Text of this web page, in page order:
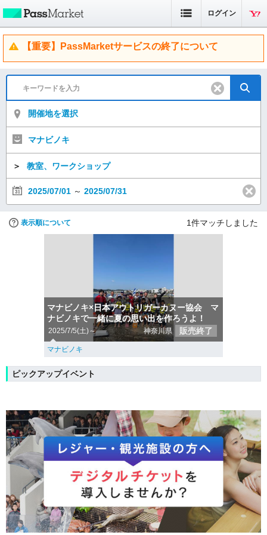
ログイン
【重要】PassMarketサービスの終了について
開催地を選択
マナビノキ
＞ 教室、ワークショップ
2025/07/01 ～ 2025/07/31
表示順について 1件マッチしました
マナビノキ×日本アウトリガーカヌー協会 マ
ナビノキで一緒に夏の思い出を作ろうよ！
2025/7/5(土)～ 神奈川県 販売終了
マナビノキ
ピックアップイベント